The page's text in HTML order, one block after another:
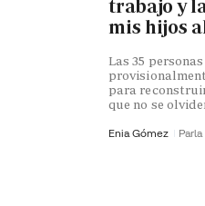
trabajo y
mis hijos
Las 35
para
que no se
Enia Gómez Parla